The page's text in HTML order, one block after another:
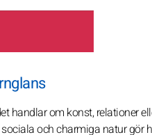
handlar om konst, relationer
och charmiga natur gör